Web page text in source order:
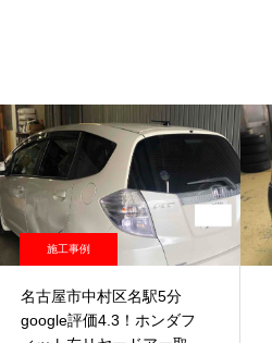
施工事例
名古屋市中村区名駅5分
google評価4.3！ホンダフ